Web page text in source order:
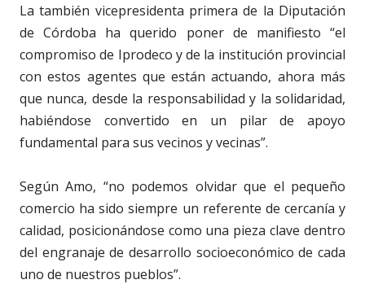
La también vicepresidenta primera de la Diputación
de Córdoba ha querido poner de manifiesto “el
compromiso de Iprodeco y de la institución provincial
con estos agentes que están actuando, ahora más
que nunca, desde la responsabilidad y la solidaridad,
habiéndose convertido en un pilar de apoyo
fundamental para sus vecinos y vecinas”.
Según Amo, “no podemos olvidar que el pequeño
comercio ha sido siempre un referente de cercanía y
calidad, posicionándose como una pieza clave dentro
del engranaje de desarrollo socioeconómico de cada
uno de nuestros pueblos”.